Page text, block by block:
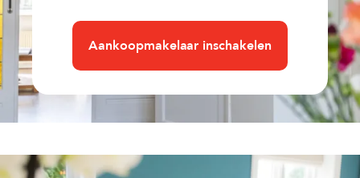
Aankoopmakelaar inschakelen